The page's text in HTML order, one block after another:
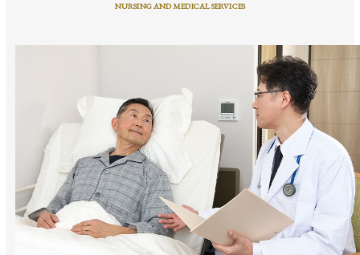
NURSING AND MEDICAL SERVICES